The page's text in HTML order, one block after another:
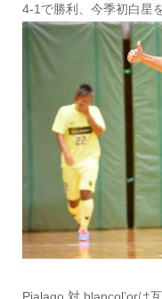
4-1で勝利、今季初白星